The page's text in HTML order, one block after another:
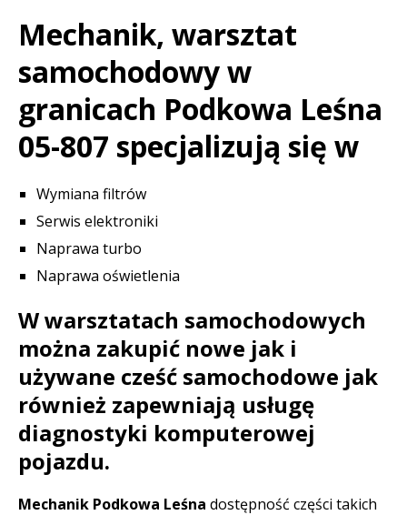
Mechanik, warsztat
samochodowy w
granicach Podkowa Leśna
05-807 specjalizują się w
Wymiana filtrów
Serwis elektroniki
Naprawa turbo
Naprawa oświetlenia
W warsztatach samochodowych
można zakupić nowe jak i
używane cześć samochodowe jak
również zapewniają usługę
diagnostyki komputerowej
pojazdu.
Mechanik Podkowa Leśna dostępność części takich